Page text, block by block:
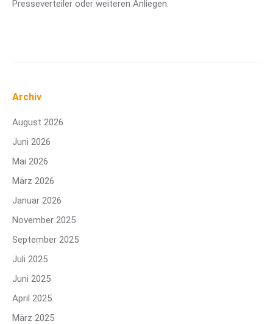
Presseverteiler oder weiteren Anliegen.
Archiv
August 2026
Juni 2026
Mai 2026
März 2026
Januar 2026
November 2025
September 2025
Juli 2025
Juni 2025
April 2025
März 2025